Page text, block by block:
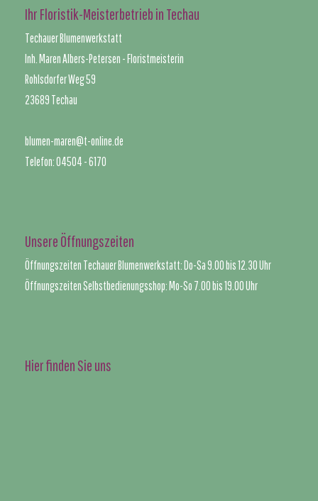
Ihr Floristik-Meisterbetrieb in Techau
Techauer Blumenwerkstatt
Inh. Maren Albers-Petersen - Floristmeisterin
Rohlsdorfer Weg 59
23689 Techau
blumen-maren@t-online.de
Telefon: 04504 - 6170
Unsere Öffnungszeiten
Öffnungszeiten Techauer Blumenwerkstatt: Do-Sa 9.00 bis 12.30 Uhr
Öffnungszeiten Selbstbedienungsshop: Mo-So 7.00 bis 19.00 Uhr
Hier finden Sie uns